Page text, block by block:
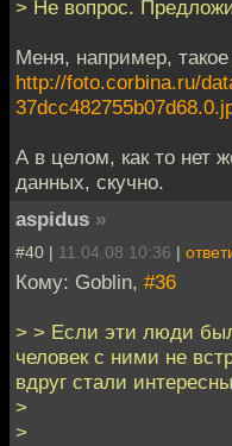
> Не вопрос.
Меня, например,
http://foto.corbina.ru/
А в целом, как то нет
данных, скучно.
aspidus »
#40 | 11.04.08 10:36 |
Кому: Goblin, #36
> > Если эти люди
человек с ними не
вдруг стали
>
>